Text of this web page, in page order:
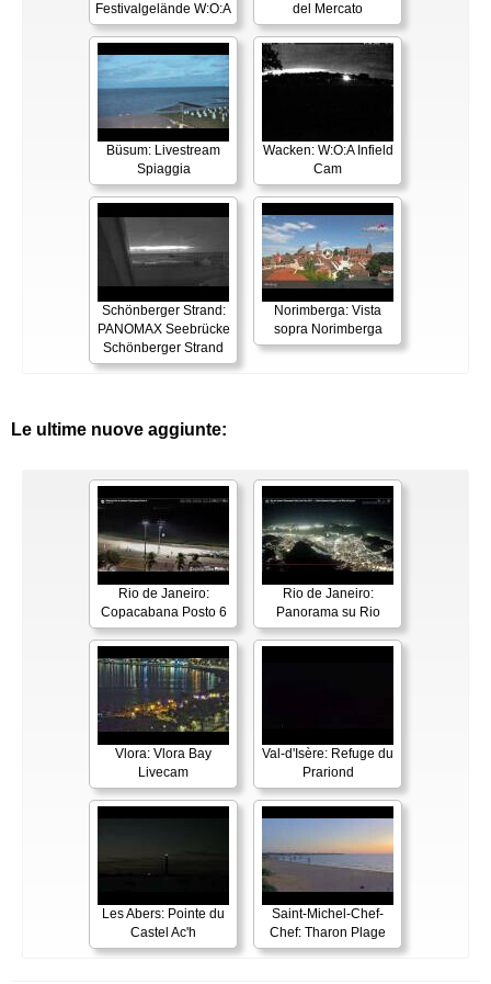
Festivalgelände W:O:A
del Mercato
Büsum: Livestream
Spiaggia
Wacken: W:O:A Infield
Cam
Schönberger Strand:
PANOMAX Seebrücke
Schönberger Strand
Norimberga: Vista
sopra Norimberga
Le ultime nuove aggiunte:
Rio de Janeiro:
Copacabana Posto 6
Rio de Janeiro:
Panorama su Rio
Vlora: Vlora Bay
Livecam
Val-d'Isère: Refuge du
Prariond
Les Abers: Pointe du
Castel Ac'h
Saint-Michel-Chef-
Chef: Tharon Plage